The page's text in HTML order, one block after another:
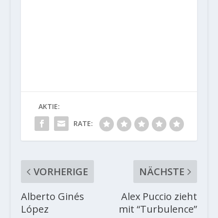
AKTIE:
RATE:
VORHERIGE
Alberto Ginés
López
NÄCHSTE
Alex Puccio zieht
mit “Turbulence”